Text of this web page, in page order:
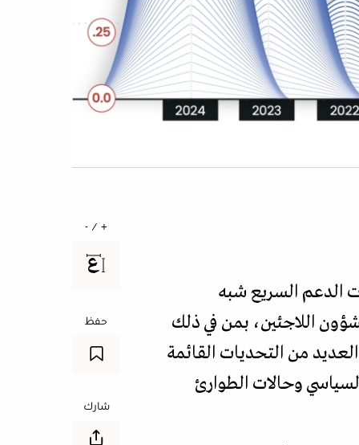
الدعم السريع شبه
المتحدة لشؤون اللاجئين، بمن في ذلك
من التحديات القائمة
وحالات الطوارئ
+ / -
حفظ
شارك